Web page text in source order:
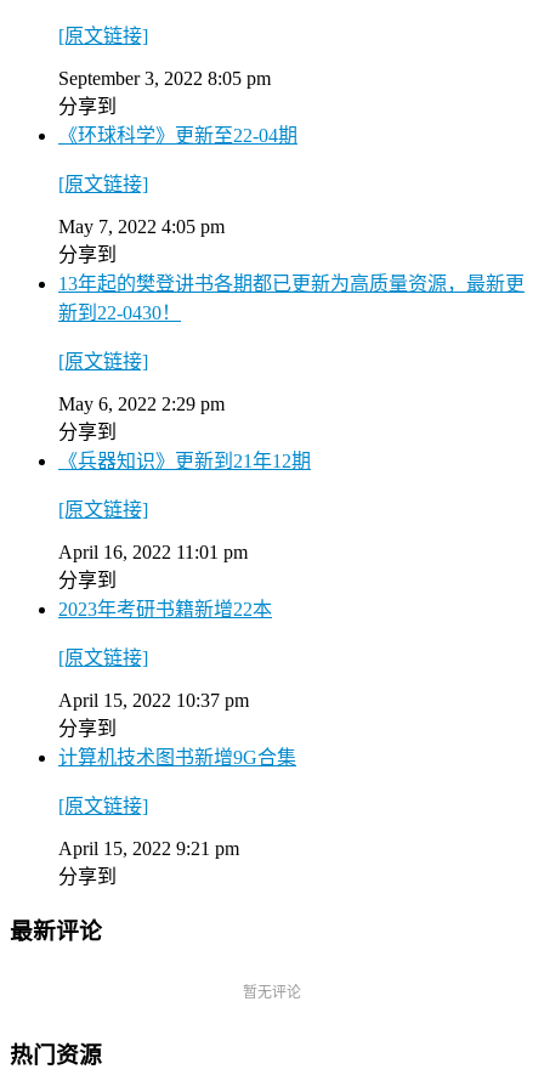
[原文链接]
September 3, 2022 8:05 pm
分享到
《环球科学》更新至22-04期
[原文链接]
May 7, 2022 4:05 pm
分享到
13年起的樊登讲书各期都已更新为高质量资源，最新更
新到22-0430！
[原文链接]
May 6, 2022 2:29 pm
分享到
《兵器知识》更新到21年12期
[原文链接]
April 16, 2022 11:01 pm
分享到
2023年考研书籍新增22本
[原文链接]
April 15, 2022 10:37 pm
分享到
计算机技术图书新增9G合集
[原文链接]
April 15, 2022 9:21 pm
分享到
最新评论
暂无评论
热门资源